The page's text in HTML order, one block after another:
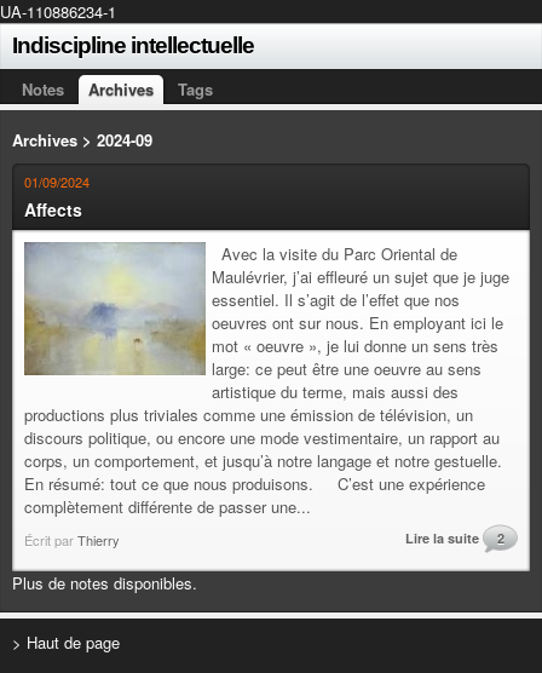
UA-110886234-1
Indiscipline intellectuelle
Notes Archives Tags
Archives > 2024-09
01/09/2024
Affects
Avec la visite du Parc Oriental de
Maulévrier, j’ai effleuré un sujet que je juge
essentiel. Il s’agit de l’effet que nos
oeuvres ont sur nous. En employant ici le
mot « oeuvre », je lui donne un sens très
large: ce peut être une oeuvre au sens
artistique du terme, mais aussi des
productions plus triviales comme une émission de télévision, un
discours politique, ou encore une mode vestimentaire, un rapport au
corps, un comportement, et jusqu’à notre langage et notre gestuelle.
En résumé: tout ce que nous produisons. C’est une expérience
complètement différente de passer une...
Écrit parThierry Lire la suite 2
Plus de notes disponibles.
> Haut de page